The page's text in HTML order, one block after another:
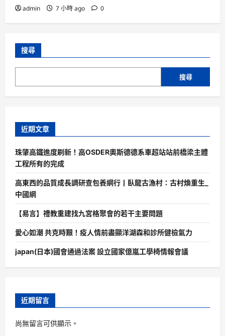
admin 7 小時 ago 0
搜尋
搜尋
近期文章
珠肇高鐵進度刷新！高OSDER奧斯德德系車超站站前橋梁主體
工程所有的完成
高東西的品質成長調研查包養網行丨臥龍古漁村：古村煥重生_
中國網
【易言】禮教重建找九宮格聚會的若干主要問題
愛心如潮 共克時艱！疫人情前盡顯洋湖森和診所健檢氣力
japan(日本)國會通過法案 設立國家億嵐工學椅情報會議
近期留言
尚無留言可供顯示。